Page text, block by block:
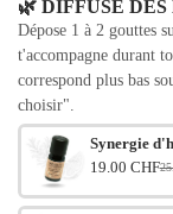
🌿 DIFFUSE
Dépose 1 à 2 gouttes
t'accompagne durant
correspond plus bas
choisir".
Synergie
Le
19.00 CHFLe